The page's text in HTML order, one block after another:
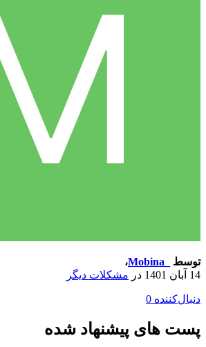
توسط
،
14 آبان 1401
در مشکلات دیگر
دنبال‌کننده 0
پست های پیشنهاد شده